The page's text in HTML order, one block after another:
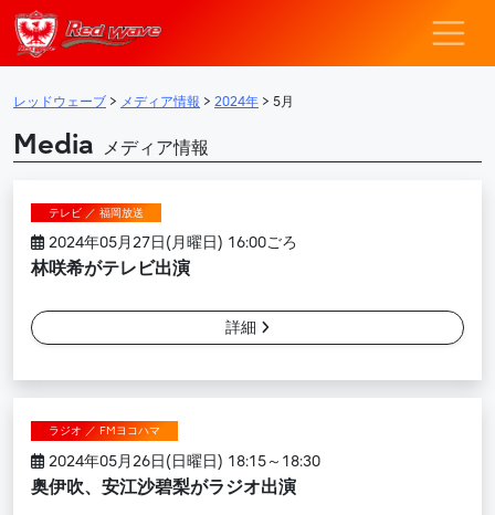
メインナビゲーション
レッドウェー
レッドウェーブ > メディア情報 > 2024年 > 5月
Media メディア情報
テレビ ／ 福岡放送
2024年05月27日(月曜日) 16:00ごろ
林咲希がテレビ出演
詳細
ラジオ ／ FMヨコハマ
2024年05月26日(日曜日) 18:15～18:30
奥伊吹、安江沙碧梨がラジオ出演